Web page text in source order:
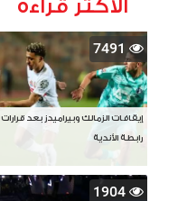
الأكثر قراءة
7491
إيقافات الزمالك وبيراميدز بعد قرارات
رابطة الأندية
1904